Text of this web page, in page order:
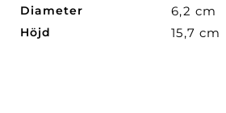
Diameter 6,2 cm
Höjd 15,7 cm